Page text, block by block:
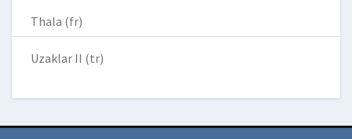
Thala (fr)
Uzaklar II (tr)